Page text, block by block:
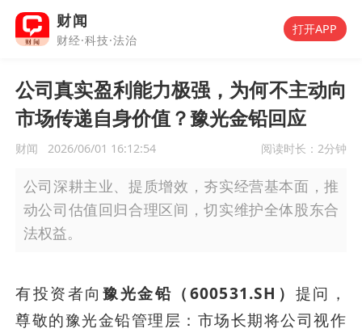
财闻
财经·科技·法治
打开APP
公司真实盈利能力极强，为何不主动向
市场传递自身价值？豫光金铅回应
财闻 2026/06/01 16:12:54 阅读时长： 2分钟
公司深耕主业、提质增效，夯实经营基本面，推
动公司估值回归合理区间，切实维护全体股东合
法权益。
有投资者向 豫光金铅（600531.SH） 提问，
尊敬的豫光金铅管理层：市场长期将公司视作